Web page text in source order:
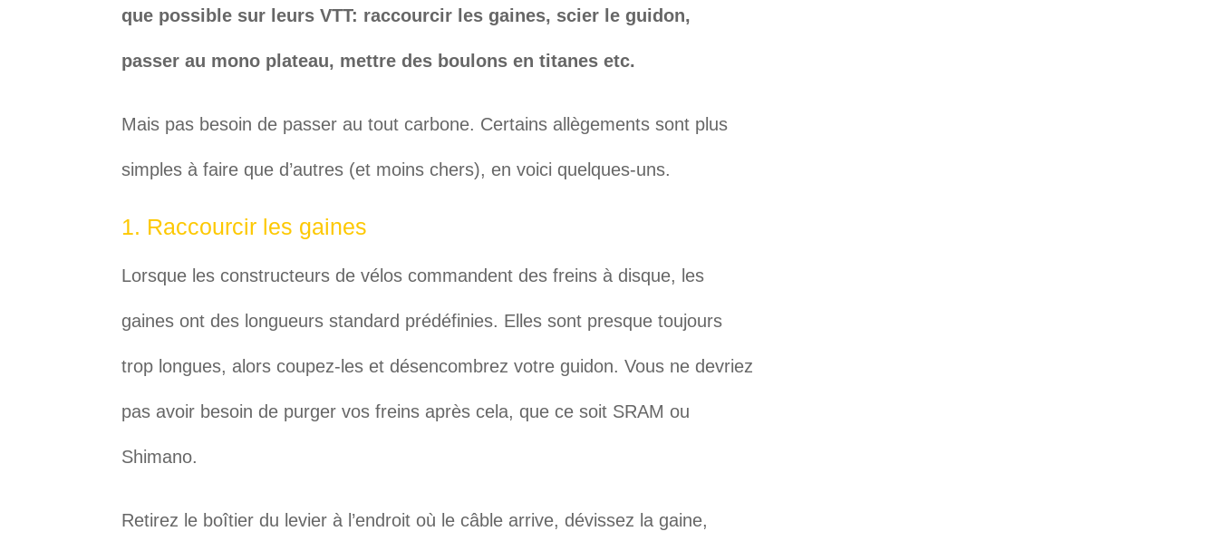
que possible sur leurs VTT: raccourcir les gaines, scier le guidon,
passer au mono plateau, mettre des boulons en titanes etc.
Mais pas besoin de passer au tout carbone. Certains allègements sont plus
simples à faire que d’autres (et moins chers), en voici quelques-uns.
1. Raccourcir les gaines
Lorsque les constructeurs de vélos commandent des freins à disque, les
gaines ont des longueurs standard prédéfinies. Elles sont presque toujours
trop longues, alors coupez-les et désencombrez votre guidon. Vous ne devriez
pas avoir besoin de purger vos freins après cela, que ce soit SRAM ou
Shimano.
Retirez le boîtier du levier à l’endroit où le câble arrive, dévissez la gaine,